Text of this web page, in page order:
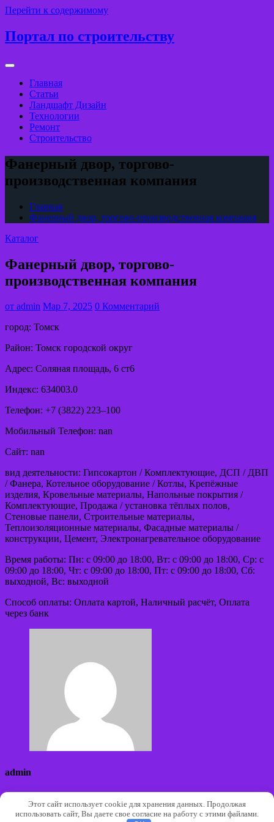
Перейти к содержимому
Портал по строительству
Главная
Статьи
Ландшафт Дизайн
Технологии
Ремонт
Строительство
Фанерный двор, торгово-
производственная компания
Главная
Фанерный двор, торгово-производственная компания
Каталог
Фанерный двор, торгово-
производственная компания
от admin Мар 7, 2025 0 Комментарий
город: Томск
Район: Томск городской округ
Адрес: Соляная площадь, 6 ст6
Индекс: 634003.0
Телефон: +7 (3822) 223‒100
Мобильный Телефон: nan
Сайт: nan
вид деятельности: Гипсокартон / Комплектующие, ДСП / ДВП
/ Фанера, Котельное оборудование / Котлы, Крепёжные
изделия, Кровельные материалы, Напольные покрытия /
Комплектующие, Продажа / установка тёплых полов,
Стеновые панели, Строительные материалы,
Теплоизоляционные материалы, Фасадные материалы /
конструкции, Цемент, Электронагревательное оборудование
Время работы: Пн: с 09:00 до 18:00, Вт: с 09:00 до 18:00, Ср: с
09:00 до 18:00, Чт: с 09:00 до 18:00, Пт: с 09:00 до 18:00, Сб:
выходной, Вс: выходной
Способ оплаты: Оплата картой, Наличный расчёт, Оплата
через банк
admin
Сайт:
Авторские права © 2026 | Работает наWordPress |Тема
Этот сайт использует cookie для хранения данных. Продолжая
использовать сайт, Вы даете свое согласие на работу с этими файлами.